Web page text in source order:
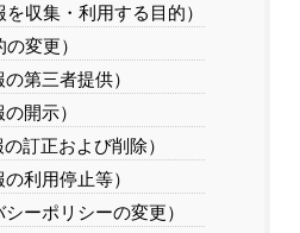
収集・利用する目的）
変更）
第三者提供）
開示）
訂正および削除）
利用停止等）
ーポリシーの変更）